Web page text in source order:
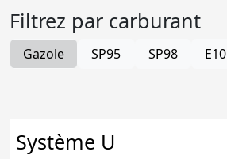
Filtrez par carburant
Gazole SP95 SP98 E10
Système U